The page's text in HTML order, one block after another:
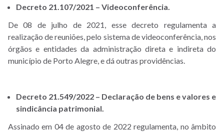
Decreto 21.107/2021 – Videoconferência.
De 08 de julho de 2021, esse decreto regulamenta a
realização de reuniões, pelo sistema de videoconferência, nos
órgãos e entidades da administração direta e indireta do
município de Porto Alegre, e dá outras providências.
Decreto 21.549/2022 – Declaração de bens e valores e
sindicância patrimonial.
Assinado em 04 de agosto de 2022 regulamenta, no âmbito